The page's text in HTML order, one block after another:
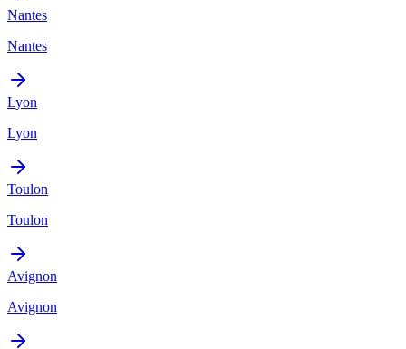
Nantes
Nantes
Lyon
Lyon
Toulon
Toulon
Avignon
Avignon